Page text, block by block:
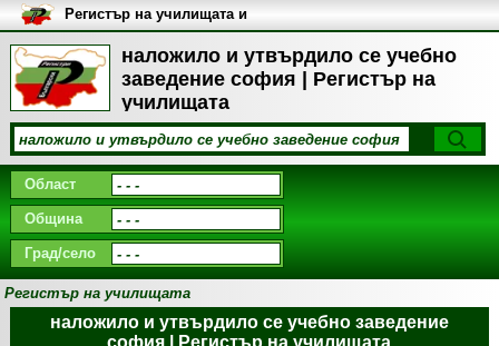
наложило и утвърдило се учебно
заведение софия | Регистър на
училищата
Регистър на училищата и
университетите в България
Област
Община
Град/село
Регистър на училищата
наложило и утвърдило се учебно заведение
софия | Регистър на училищата